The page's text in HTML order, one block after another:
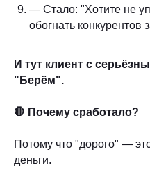
— Стало: "Хотите не
обогнать конкурентов
И тут клиент с
"Берём".
🛑 Почему сработало?
Потому что "дорого" —
деньги.